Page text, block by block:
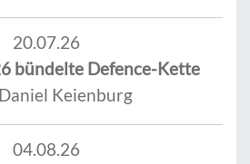
20.07.26
bündelte Defence-Kette
Keienburg
04.08.26